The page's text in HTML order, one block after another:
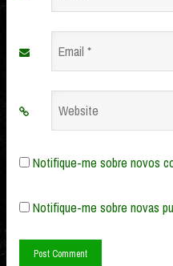
Email
Website
Notifique-me sobre novos
Notifique-me sobre novas